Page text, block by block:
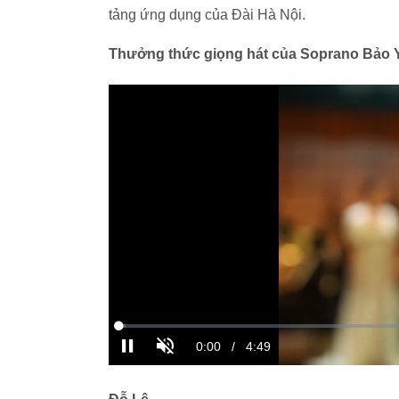
tảng ứng dụng của Đài Hà Nội.
Thưởng thức giọng hát của Soprano Bảo